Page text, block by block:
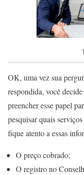
OK, uma vez sua
respondida, você
preencher esse papel
pesquisar quais
fique atento a essas
O preço cobrado;
O registro no